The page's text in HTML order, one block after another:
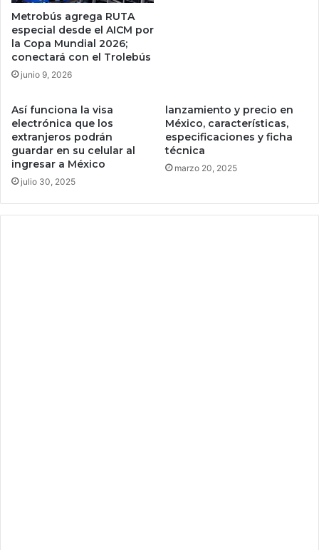
i
e
r
s
r
a
z
a
n
o
s
y
l
g
o
s
Metrobús agrega RUTA
especial desde el AICM por
la Copa Mundial 2026;
conectará con el Trolebús
junio 9, 2026
Así funciona la visa
electrónica que los
extranjeros podrán
guardar en su celular al
ingresar a México
julio 30, 2025
lanzamiento y precio en
México, características,
especificaciones y ficha
técnica
marzo 20, 2025